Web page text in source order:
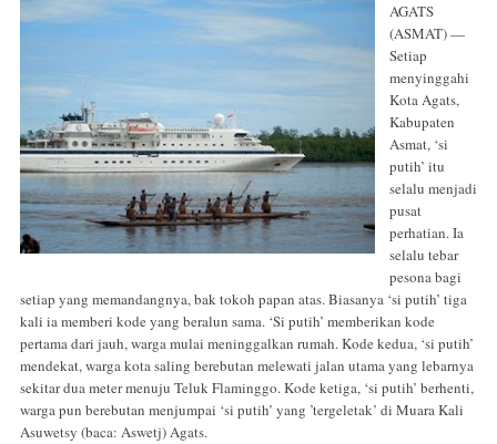
AGATS
(ASMAT) —
Setiap
menyinggahi
Kota Agats,
Kabupaten
Asmat, ‘si
putih’ itu
selalu menjadi
pusat
perhatian. Ia
selalu tebar
pesona bagi
setiap yang memandangnya, bak tokoh papan atas. Biasanya ‘si putih’ tiga
kali ia memberi kode yang beralun sama. ‘Si putih’ memberikan kode
pertama dari jauh, warga mulai meninggalkan rumah. Kode kedua, ‘si putih’
mendekat, warga kota saling berebutan melewati jalan utama yang lebarnya
sekitar dua meter menuju Teluk Flaminggo. Kode ketiga, ‘si putih’ berhenti,
warga pun berebutan menjumpai ‘si putih’ yang ’tergeletak’ di Muara Kali
Asuwetsy (baca: Aswetj) Agats.